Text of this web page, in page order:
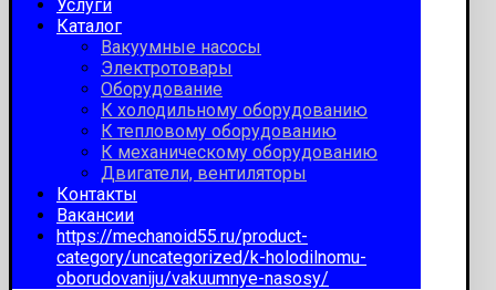
Услуги
Каталог
Вакуумные насосы
Электротовары
Оборудование
К холодильному оборудованию
К тепловому оборудованию
К механическому оборудованию
Двигатели, вентиляторы
Контакты
Вакансии
https://mechanoid55.ru/product-
category/uncategorized/k-holodilnomu-
oborudovaniju/vakuumnye-nasosy/